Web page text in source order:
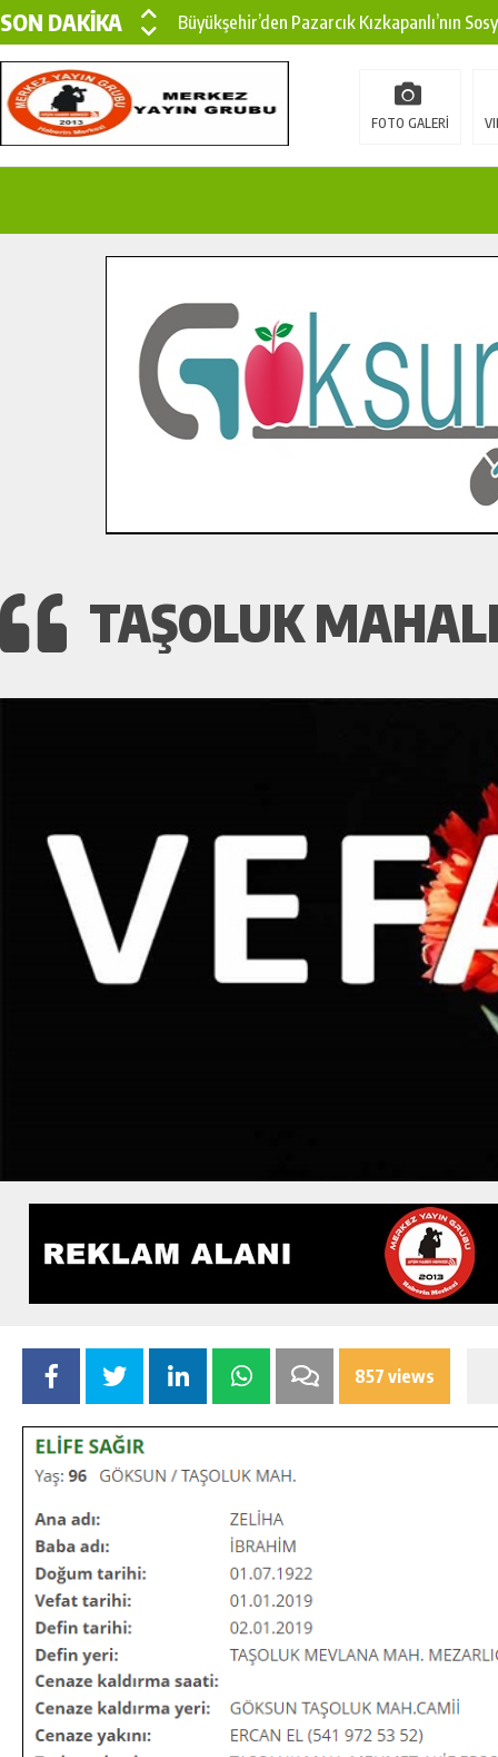
SON DAKİKA
Büyükşehir’den Pazarcık Kızkapanlı’nın
Büyükşehir’den Pazarcık Kırsalına Modern
Çin’den KSÜ’ye Uluslararası Başarı:
İlçe Jandarma Komutanı Karakaya’dan
Bertiz’in Yeni Köprüsünde Sona Doğru.
FOTO GALERİ
TAŞOLUK
857 views